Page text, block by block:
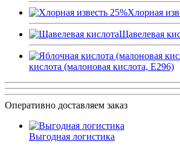
Хлорная
Щавелевая
кислота (малоновая кислота, Е296)
Оперативно доставляем заказ
Выгодная логистика